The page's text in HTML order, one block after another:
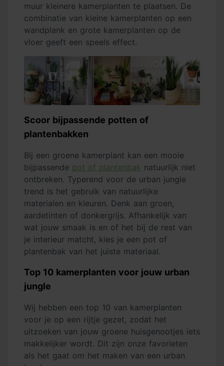
muur kleinere kamerplanten te plaatsen. De
combinatie van kleine kamerplanten op een
wandplank en grote kamerplanten op de
vloer geeft een speels effect.
Scoor bijpassende potten of
plantenbakken
Bij een groene kamerplant kan een mooie
bijpassende pot of plantenbak natuurlijk niet
ontbreken. Typerend voor de urban jungle
trend is het gebruik van natuurlijke
materialen en kleuren. Denk aan groen,
aardetinten of donkergrijs. Afhankelijk van
wat jouw smaak is en of het bij de rest van
je interieur matcht, kies je een pot of
plantenbak van het juiste materiaal.
Top 10 kamerplanten voor jouw urban
jungle
Wij hebben een top 10 van kamerplanten
voor je op een rijtje gezet, zodat het
uitzoeken van jouw groene huisgenootjes iets
makkelijker wordt. Dit zijn onze favorieten
als het gaat om het maken van een urban